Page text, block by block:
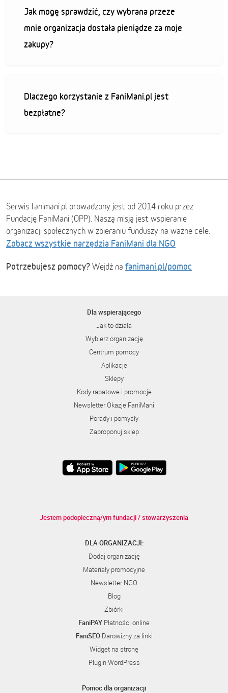
Jak mogę sprawdzić, czy wybrana przeze
mnie organizacja dostała pieniądze za moje
zakupy?
Dlaczego korzystanie z FaniMani.pl jest
bezpłatne?
Serwis fanimani.pl prowadzony jest od 2014 roku przez
Fundację FaniMani (OPP). Naszą misją jest wspieranie
organizacji społecznych w zbieraniu funduszy na ważne cele.
Zobacz wszystkie narzędzia FaniMani dla NGO
Potrzebujesz pomocy? Wejdź na fanimani.pl/pomoc
Dla wspierającego
Jak to działa
Wybierz organizację
Centrum pomocy
Aplikacje
Sklepy
Kody rabatowe i promocje
Newsletter Okazje FaniMani
Porady i pomysły
Zaproponuj sklep
Jestem podopieczną/ym fundacji / stowarzyszenia
DLA ORGANIZACJI:
Dodaj organizację
Materiały promocyjne
Newsletter NGO
Blog
Zbiórki
FaniPAY Płatności online
FaniSEODarowizny za linki
Widget na stronę
Plugin WordPress
Pomoc dla organizacji